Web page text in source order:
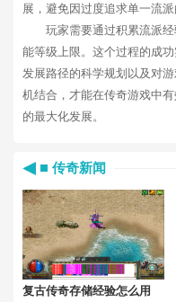
展，避免因过度追求单一流
玩家需要通过积累流派
能等级上限。这个过程的成
发展路径的科学规划以及对
机结合，才能在传奇游戏中
的最大化发展。
传奇新闻
复古传奇存储经验怎么用